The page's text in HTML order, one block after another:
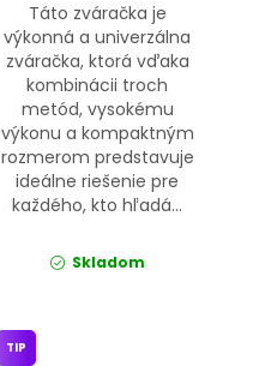
Táto zváračka je
výkonná a univerzálna
zváračka, ktorá vďaka
kombinácii troch
metód, vysokému
výkonu a kompaktným
rozmerom predstavuje
ideálne riešenie pre
každého, kto hľadá...
Skladom
TIP